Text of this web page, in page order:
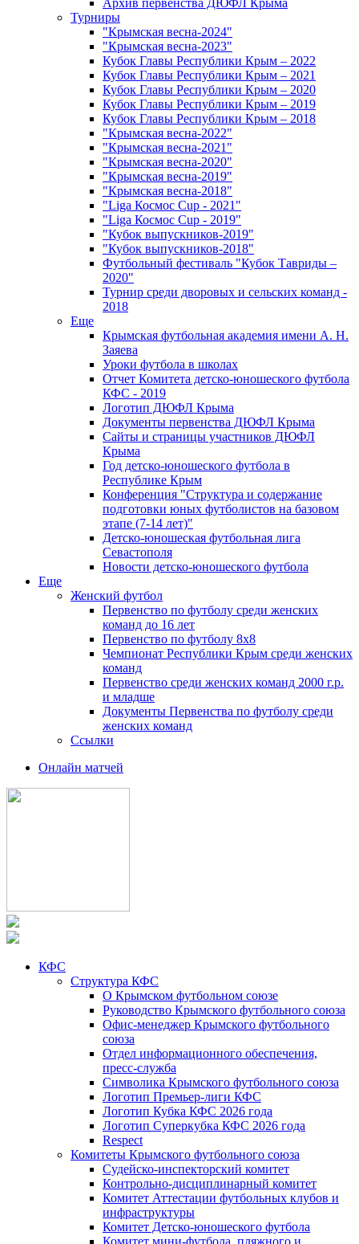
Архив первенства ДЮФЛ Крыма
Турниры
"Крымская весна-2024"
"Крымская весна-2023"
Кубок Главы Республики Крым – 2022
Кубок Главы Республики Крым – 2021
Кубок Главы Республики Крым – 2020
Кубок Главы Республики Крым – 2019
Кубок Главы Республики Крым – 2018
"Крымская весна-2022"
"Крымская весна-2021"
"Крымская весна-2020"
"Крымская весна-2019"
"Крымская весна-2018"
"Liga Космос Cup - 2021"
"Liga Космос Cup - 2019"
"Кубок выпускников-2019"
"Кубок выпускников-2018"
Футбольный фестиваль "Кубок Тавриды –
2020"
Турнир среди дворовых и сельских команд -
2018
Еще
Крымская футбольная академия имени А. Н.
Заяева
Уроки футбола в школах
Отчет Комитета детско-юношеского футбола
КФС - 2019
Логотип ДЮФЛ Крыма
Документы первенства ДЮФЛ Крыма
Сайты и страницы участников ДЮФЛ
Крыма
Год детско-юношеского футбола в
Республике Крым
Конференция "Структура и содержание
подготовки юных футболистов на базовом
этапе (7-14 лет)"
Детско-юношеская футбольная лига
Севастополя
Новости детско-юношеского футбола
Еще
Женский футбол
Первенство по футболу среди женских
команд до 16 лет
Первенство по футболу 8х8
Чемпионат Республики Крым среди женских
команд
Первенство среди женских команд 2000 г.р.
и младше
Документы Первенства по футболу среди
женских команд
Ссылки
Онлайн матчей
КФС
Структура КФС
О Крымском футбольном союзе
Руководство Крымского футбольного союза
Офис-менеджер Крымского футбольного
союза
Отдел информационного обеспечения,
пресс-служба
Символика Крымского футбольного союза
Логотип Премьер-лиги КФС
Логотип Кубка КФС 2026 года
Логотип Суперкубка КФС 2026 года
Respect
Комитеты Крымского футбольного союза
Судейско-инспекторский комитет
Контрольно-дисциплинарный комитет
Комитет Аттестации футбольных клубов и
инфраструктуры
Комитет Детско-юношеского футбола
Комитет мини-футбола, пляжного и